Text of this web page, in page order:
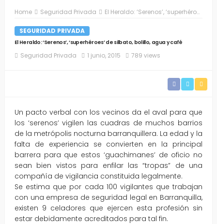
Home Seguridad Privada El Heraldo: ‘Serenos’, ‘superhéroes’ de silbato, bolillo, agua y café
SEGURIDAD PRIVADA
El Heraldo: ‘Serenos’, ‘superhéroes’ de silbato, bolillo, agua y café
Seguridad Privada 1 junio, 2015 789 views
Un pacto verbal con los vecinos da el aval para que
los ‘serenos’ vigilen las cuadras de muchos barrios
de la metrópolis nocturna barranquillera. La edad y la
falta de experiencia se convierten en la principal
barrera para que estos ‘guachimanes’ de oficio no
sean bien vistos para enfilar las “tropas” de una
compañía de vigilancia constituida legalmente.
Se estima que por cada 100 vigilantes que trabajan
con una empresa de seguridad legal en Barranquilla,
existen 9 celadores que ejercen esta profesión sin
estar debidamente acreditados para tal fin.